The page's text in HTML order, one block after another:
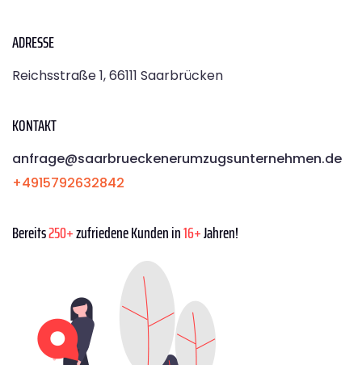
ADRESSE
Reichsstraße 1, 66111 Saarbrücken
KONTAKT
anfrage@saarbrueckenerumzugsunternehmen.de
+4915792632842
Bereits250+zufriedene Kunden in16+Jahren!